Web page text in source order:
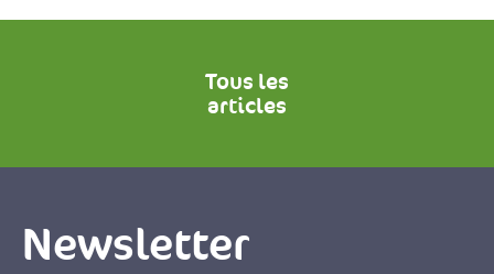
Tous les
articles
Newsletter